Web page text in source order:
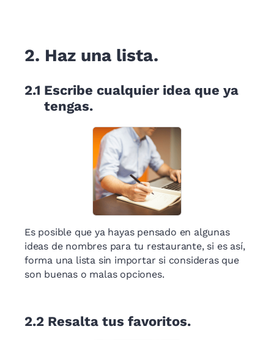
2. Haz una lista.
2.1 Escribe cualquier idea que ya
tengas.
Es posible que ya hayas pensado en algunas
ideas de nombres para tu restaurante, si es así,
forma una lista sin importar si consideras que
son buenas o malas opciones.
2.2 Resalta tus favoritos.